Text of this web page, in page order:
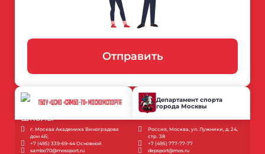
Отправить
ГБОУ «ЦСИО «САМБО-70» МОСКОМСПОРТА
г. Москва Академика Виноградова
дом 4Б;
+7 (495) 339-69-44 Основной
sambo70@mossport.ru
Департамент спорта
города Москвы
Россия, Москва, ул. Лужники, д. 24,
стр. 38
+7 (495) 777-77-77
depsport@mos.ru